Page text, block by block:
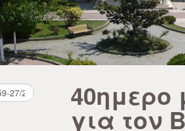
40ημερο
για τον